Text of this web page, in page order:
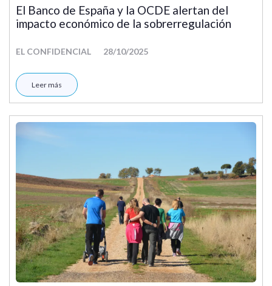
El Banco de España y la OCDE alertan del
impacto económico de la sobrerregulación
EL CONFIDENCIAL 28/10/2025
Leer más